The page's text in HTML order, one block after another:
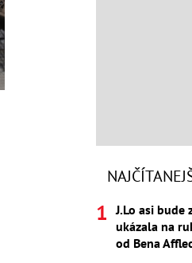
J.Lo asi bude
ukázala na
od Bena